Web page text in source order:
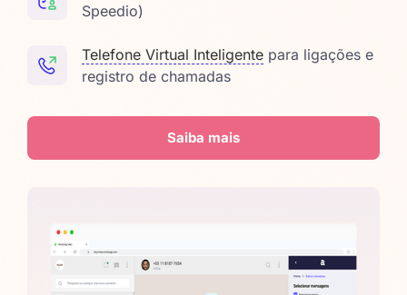
Speedio)
Telefone Virtual Inteligente para ligações e
registro de chamadas
Saiba mais